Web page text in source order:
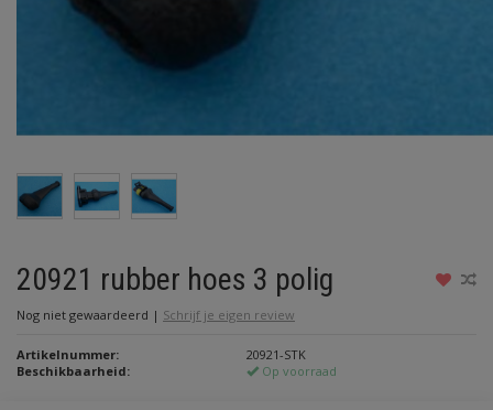
20921 rubber hoes 3 polig
Nog niet gewaardeerd | Schrijf je eigen review
Artikelnummer:
20921-STK
Beschikbaarheid:
Op voorraad